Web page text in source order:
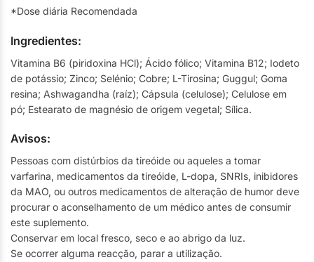
*Dose diária Recomendada
Ingredientes:
Vitamina B6 (piridoxina HCl); Ácido fólico; Vitamina B12; Iodeto
de potássio; Zinco; Selénio; Cobre; L-Tirosina; Guggul; Goma
resina; Ashwagandha (raíz); Cápsula (celulose); Celulose em
pó; Estearato de magnésio de origem vegetal; Sílica.
Avisos:
Pessoas com distúrbios da tireóide ou aqueles a tomar
varfarina, medicamentos da tireóide, L-dopa, SNRIs, inibidores
da MAO, ou outros medicamentos de alteração de humor deve
procurar o aconselhamento de um médico antes de consumir
este suplemento.
Conservar em local fresco, seco e ao abrigo da luz.
Se ocorrer alguma reacção, parar a utilização.